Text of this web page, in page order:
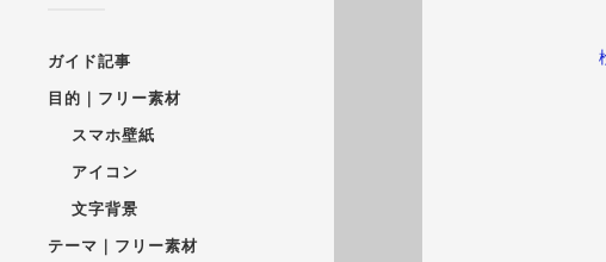
ガイド記事
目的｜フリー素材
スマホ壁紙
アイコン
文字背景
テーマ｜フリー素材